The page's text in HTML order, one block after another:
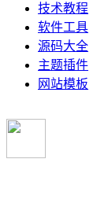
技术教程
软件工具
源码大全
主题插件
网站模板